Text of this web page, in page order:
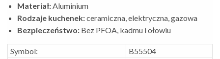
Materiał: Aluminium
Rodzaje kuchenek:ceramiczna, elektryczna, gazowa
Bezpieczeństwo: Bez PFOA, kadmu i ołowiu
Symbol:
B55504